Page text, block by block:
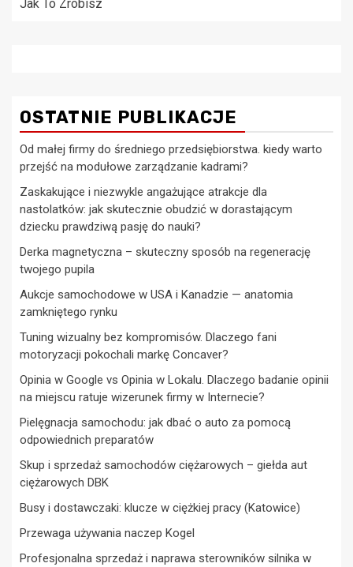
Jak To Zrobisz
OSTATNIE PUBLIKACJE
Od małej firmy do średniego przedsiębiorstwa. kiedy warto
przejść na modułowe zarządzanie kadrami?
Zaskakujące i niezwykle angażujące atrakcje dla
nastolatków: jak skutecznie obudzić w dorastającym
dziecku prawdziwą pasję do nauki?
Derka magnetyczna – skuteczny sposób na regenerację
twojego pupila
Aukcje samochodowe w USA i Kanadzie — anatomia
zamkniętego rynku
Tuning wizualny bez kompromisów. Dlaczego fani
motoryzacji pokochali markę Concaver?
Opinia w Google vs Opinia w Lokalu. Dlaczego badanie opinii
na miejscu ratuje wizerunek firmy w Internecie?
Pielęgnacja samochodu: jak dbać o auto za pomocą
odpowiednich preparatów
Skup i sprzedaż samochodów ciężarowych – giełda aut
ciężarowych DBK
Busy i dostawczaki: klucze w ciężkiej pracy (Katowice)
Przewaga używania naczep Kogel
Profesjonalna sprzedaż i naprawa sterowników silnika w